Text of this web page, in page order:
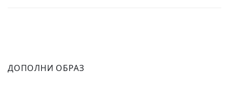
ДОПОЛНИ ОБРАЗ